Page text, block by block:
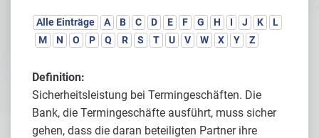
Alle Einträge A B C D E F G H I J K
L
M
N O P Q R S T U V W X Y Z
Definition:
Sicherheitsleistung bei Termingeschäften. Die
Bank, die Termingeschäfte ausführt, muss sicher
gehen, dass die daran beteiligten Partner ihre